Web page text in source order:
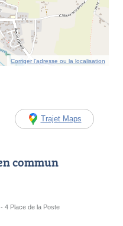
Corriger l’adresse ou la localisation
Trajet Maps
commun
4 Place de la Poste